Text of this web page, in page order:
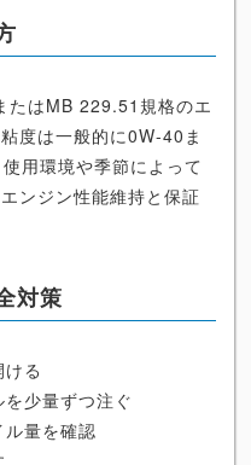
はMB 229.51規格のエ
度は一般的に0W-40ま
用環境や季節によって
ンジン性能維持と保証
対策
る
少量ずつ注ぐ
量を確認